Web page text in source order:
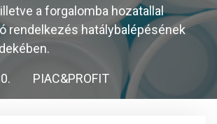
a forgalomba hozatallal
rendelkezés hatálybalépésének
PIAC&PROFIT